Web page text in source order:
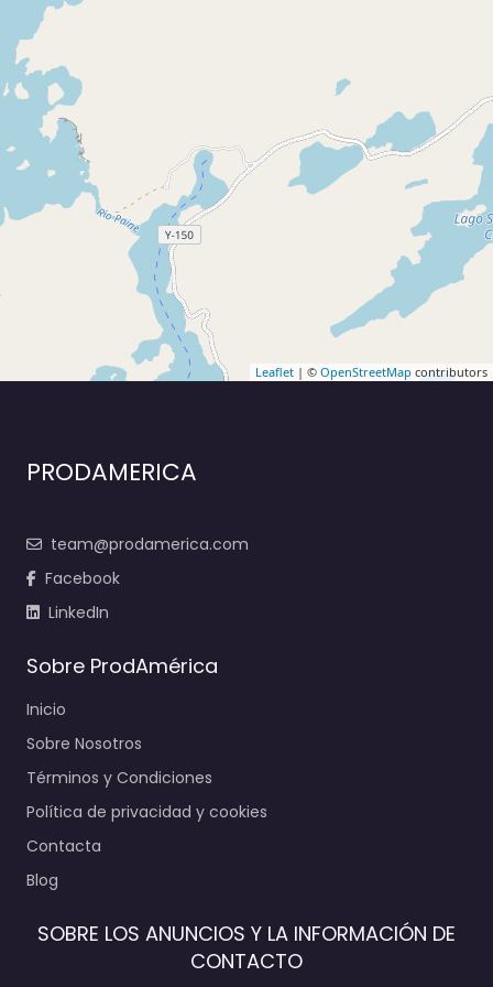
Leaflet | © OpenStreetMap contributors
PRODAMERICA
team@prodamerica.com
Facebook
LinkedIn
Sobre ProdAmérica
Inicio
Sobre Nosotros
Términos y Condiciones
Política de privacidad y cookies
Contacta
Blog
SOBRE LOS ANUNCIOS Y LA INFORMACIÓN DE
CONTACTO